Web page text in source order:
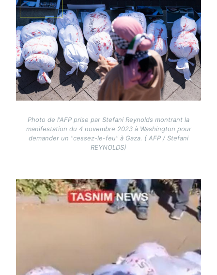
Photo de l'AFP prise par Stefani Reynolds montrant la
manifestation du 4 novembre 2023 à Washington pour
demander un "cessez-le-feu" à Gaza. ( AFP / Stefani
REYNOLDS)
Image